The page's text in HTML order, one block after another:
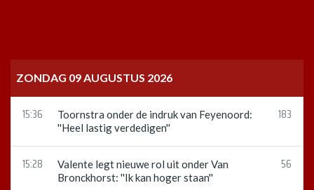
ZONDAG 09 AUGUSTUS 2026
15:36
Toornstra onder de indruk van Feyenoord:
''Heel lastig verdedigen''
183
15:28
Valente legt nieuwe rol uit onder Van
Bronckhorst: ''Ik kan hoger staan''
56